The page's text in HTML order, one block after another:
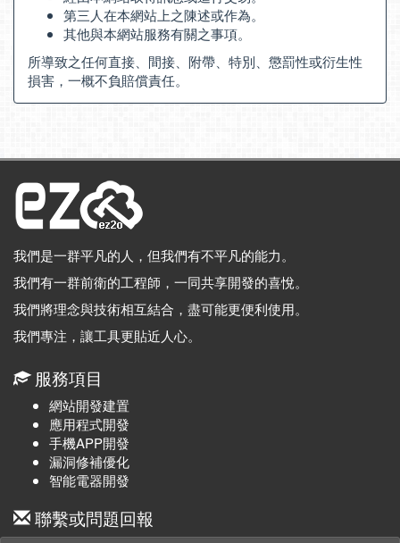
第三人在本網站上之陳述或作為。
其他與本網站服務有關之事項。
所導致之任何直接、間接、附帶、特別、懲罰性或衍生性
損害，一概不負賠償責任。
我們是一群平凡的人，但我們有不平凡的能力。
我們有一群前衛的工程師，一同共享開發的喜悅。
我們將理念與技術相互結合，盡可能更便利使用。
我們專注，讓工具更貼近人心。
服務項目
網站開發建置
應用程式開發
手機APP開發
漏洞修補優化
智能電器開發
聯繫或問題回報